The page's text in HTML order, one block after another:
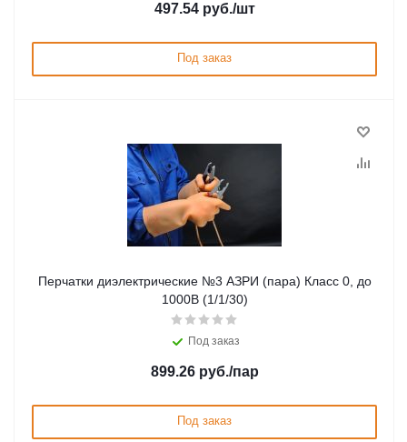
497.54руб./шт
Под заказ
Перчатки диэлектрические №3 АЗРИ (пара) Класс 0, до
1000В (1/1/30)
Под заказ
899.26руб./пар
Под заказ